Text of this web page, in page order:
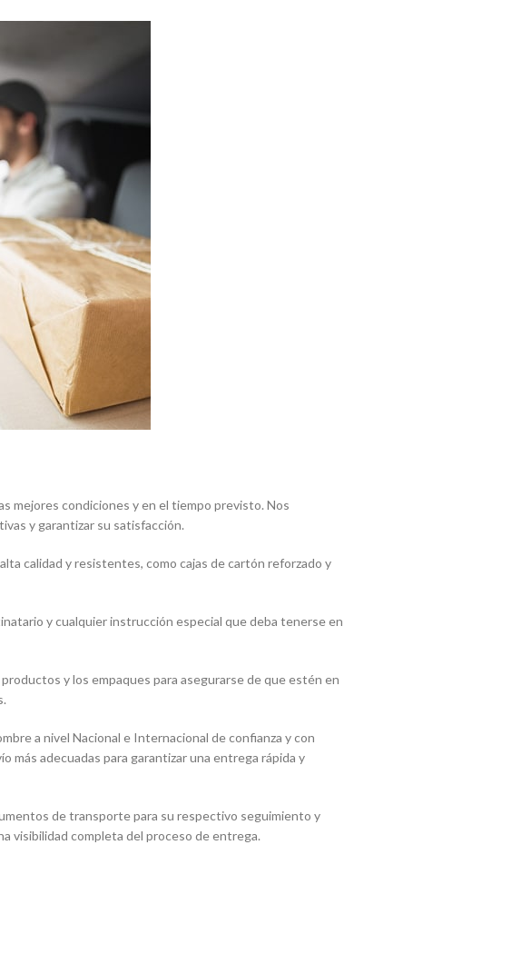
mejores condiciones y en el tiempo previsto. Nos
y garantizar su satisfacción.
calidad y resistentes, como cajas de cartón reforzado y
y cualquier instrucción especial que deba tenerse en
y los empaques para asegurarse de que estén en
a nivel Nacional e Internacional de confianza y con
más adecuadas para garantizar una entrega rápida y
de transporte para su respectivo seguimiento y
visibilidad completa del proceso de entrega.